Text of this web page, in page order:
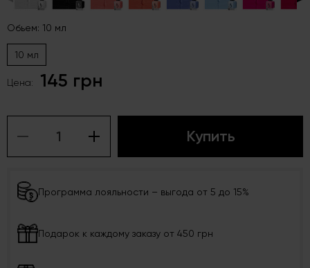
Обьем: 10 мл
10 мл
Цена: 145 грн
Купить
Программа лояльности – выгода от 5 до 15%
Подарок к каждому заказу от 450 грн